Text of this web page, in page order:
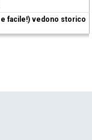
facile!) vedono storico